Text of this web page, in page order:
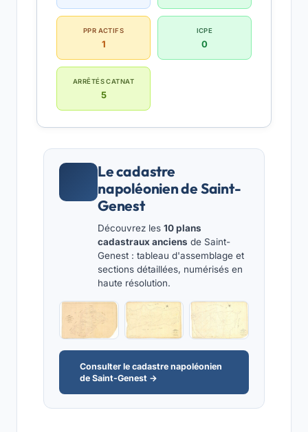
PPR ACTIFS
1
ICPE
0
ARRÊTÉS CATNAT
5
Le cadastre
napoléonien de Saint-
Genest
Découvrez les 10 plans
cadastraux anciens de Saint-
Genest : tableau d'assemblage et
sections détaillées, numérisés en
haute résolution.
Consulter le cadastre napoléonien
de Saint-Genest →